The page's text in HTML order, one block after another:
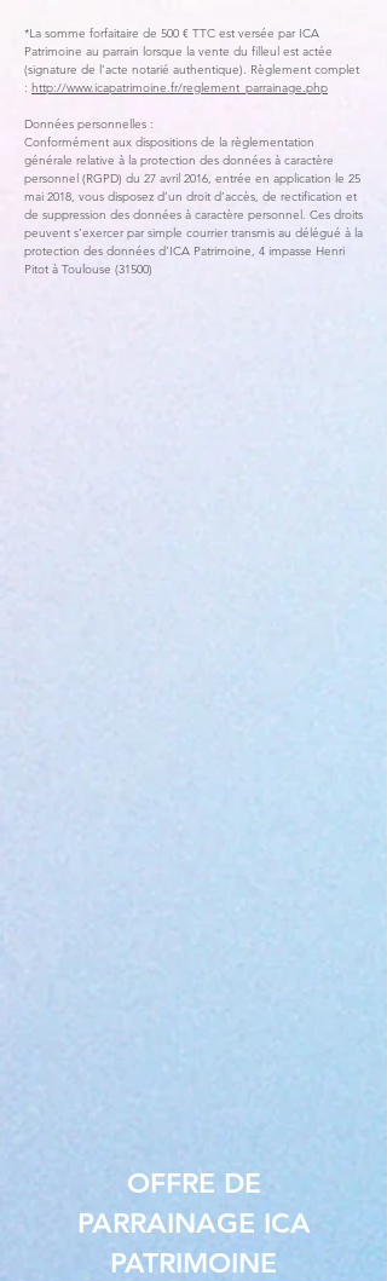
*La somme forfaitaire de 500 € TTC est versée par ICA
Patrimoine au parrain lorsque la vente du filleul est actée
(signature de l’acte notarié authentique). Règlement complet
: http://www.icapatrimoine.fr/reglement_parrainage.php
Données personnelles :
Conformément aux dispositions de la règlementation
générale relative à la protection des données à caractère
personnel (RGPD) du 27 avril 2016, entrée en application le 25
mai 2018, vous disposez d’un droit d’accès, de rectification et
de suppression des données à caractère personnel. Ces droits
peuvent s’exercer par simple courrier transmis au délégué à la
protection des données d’ICA Patrimoine, 4 impasse Henri
Pitot à Toulouse (31500)
OFFRE DE
PARRAINAGE ICA
PATRIMOINE